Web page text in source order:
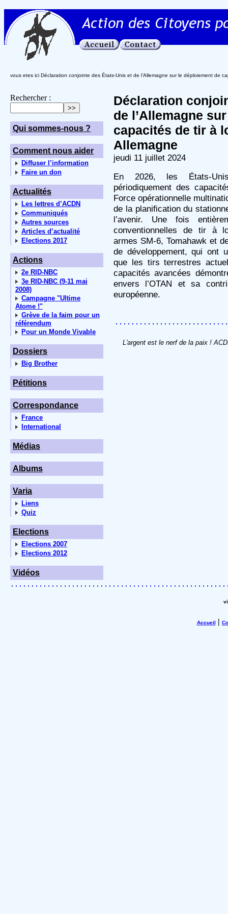
vous etes ici Déclaration conjointe des États-Unis et de l’Allemagne sur le déploiement de
Rechercher :
Qui sommes-nous ?
Comment nous aider
Diffuser l’information
Faire un don
Actualités
Les lettres d’ACDN
Communiqués
Autres sources
Articles d’actualité
Elections 2017
Actions
2e RID-NBC
3e RID-NBC (9-11 mai
2008)
Campagne "Ultime
Atome !"
Grève de la faim pour un
référendum
Pour un Monde Vivable
Dossiers
Big Brother
Pétitions
Correspondance
France
International
Médias
Albums
Varia
Liens
Quiz
Elections
Elections 2007
Elections 2012
Vidéos
Déclaration
de l’Allemagne
capacités de tir à
Allemagne
jeudi 11 juillet 2024
En 2026, les États-
périodiquement des
Force opérationnelle
de la planification du
l’avenir. Une fois
conventionnelles de tir à
armes SM-6, Tomahawk et
de développement, qui ont
que les tirs terrestres
capacités avancées
envers l’OTAN et sa
européenne.
L'argent est le nerf de la paix !
Accueil |